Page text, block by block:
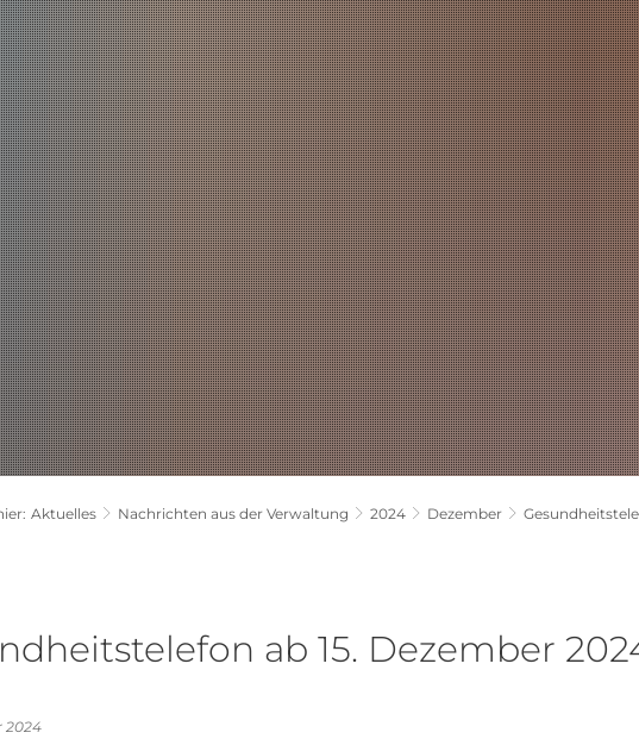
LANDKREIS POLITIK VERWALTUNG THEMEN
Aktuelles Nachrichten aus der Verwaltung 2024 Dezember
ab 15. Dezember
2024